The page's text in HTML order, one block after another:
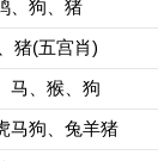
、狗、猪
猪(五宫肖)
马、猴、狗
马狗、兔羊猪